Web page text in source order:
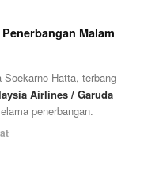
Malam
Hatta, terbang
Airlines / Garuda
penerbangan.